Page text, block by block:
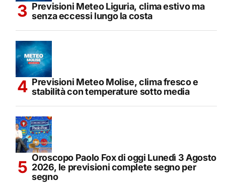
Previsioni Meteo Liguria, clima estivo ma
senza eccessi lungo la costa
Previsioni Meteo Molise, clima fresco e
stabilità con temperature sotto media
Oroscopo Paolo Fox di oggi Lunedì 3 Agosto
2026, le previsioni complete segno per
segno